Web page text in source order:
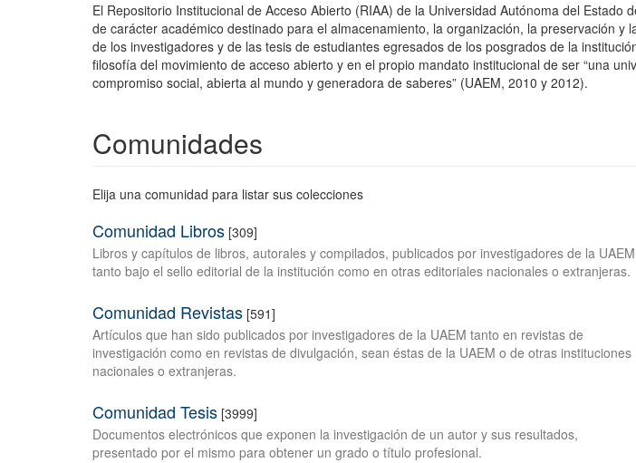
El Repositorio Institucional de Acceso Abierto (RIAA) de la Universidad Autónoma del Estado
de carácter académico destinado para el almacenamiento, la organización, la preservación y
de los investigadores y de las tesis de estudiantes egresados de los posgrados de la
filosofía del movimiento de acceso abierto y en el propio mandato institucional de ser “una
compromiso social, abierta al mundo y generadora de saberes” (UAEM, 2010 y 2012).
Comunidades
Elija una comunidad para listar sus colecciones
Comunidad Libros [309]
Libros y capítulos de libros, autorales y compilados, publicados por investigadores de la UAEM
tanto bajo el sello editorial de la institución como en otras editoriales nacionales o extranjeras.
Comunidad Revistas [591]
Artículos que han sido publicados por investigadores de la UAEM tanto en revistas de
investigación como en revistas de divulgación, sean éstas de la UAEM o de otras instituciones
nacionales o extranjeras.
Comunidad Tesis [3999]
Documentos electrónicos que exponen la investigación de un autor y sus resultados,
presentado por el mismo para obtener un grado o título profesional.